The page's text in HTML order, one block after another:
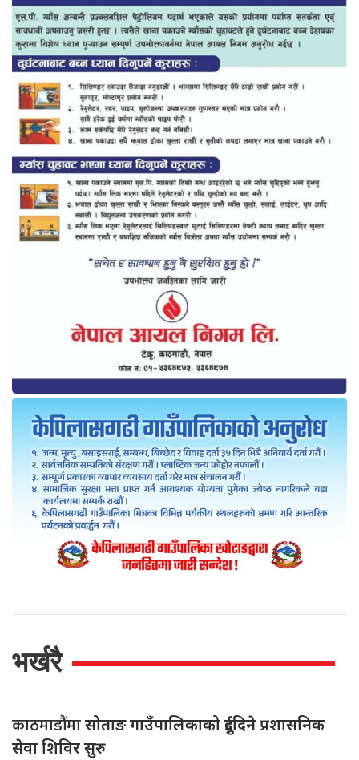
भर्खरै
काठमाडौंमासोताङ गाउँपालिकाको दुईदिने प्रशासनिक
सेवा शिविर सुरु